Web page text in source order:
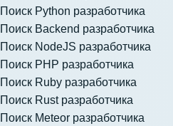
Поиск Python разработчика
Поиск Backend разработчика
Поиск NodeJS разработчика
Поиск PHP разработчика
Поиск Ruby разработчика
Поиск Rust разработчика
Поиск Meteor разработчика